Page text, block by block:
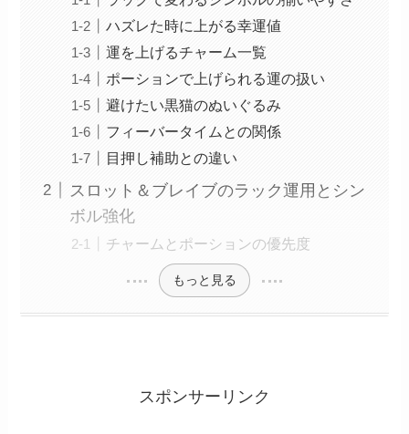
ハズレた時に上がる幸運値
運を上げるチャーム一覧
ポーションで上げられる運の扱い
避けたい黒猫のぬいぐるみ
フィーバータイムとの関係
目押し補助との違い
スロット＆ブレイブのラック運用とシン
ボル強化
チャームとポーションの優先度
もっと見る
スポンサーリンク